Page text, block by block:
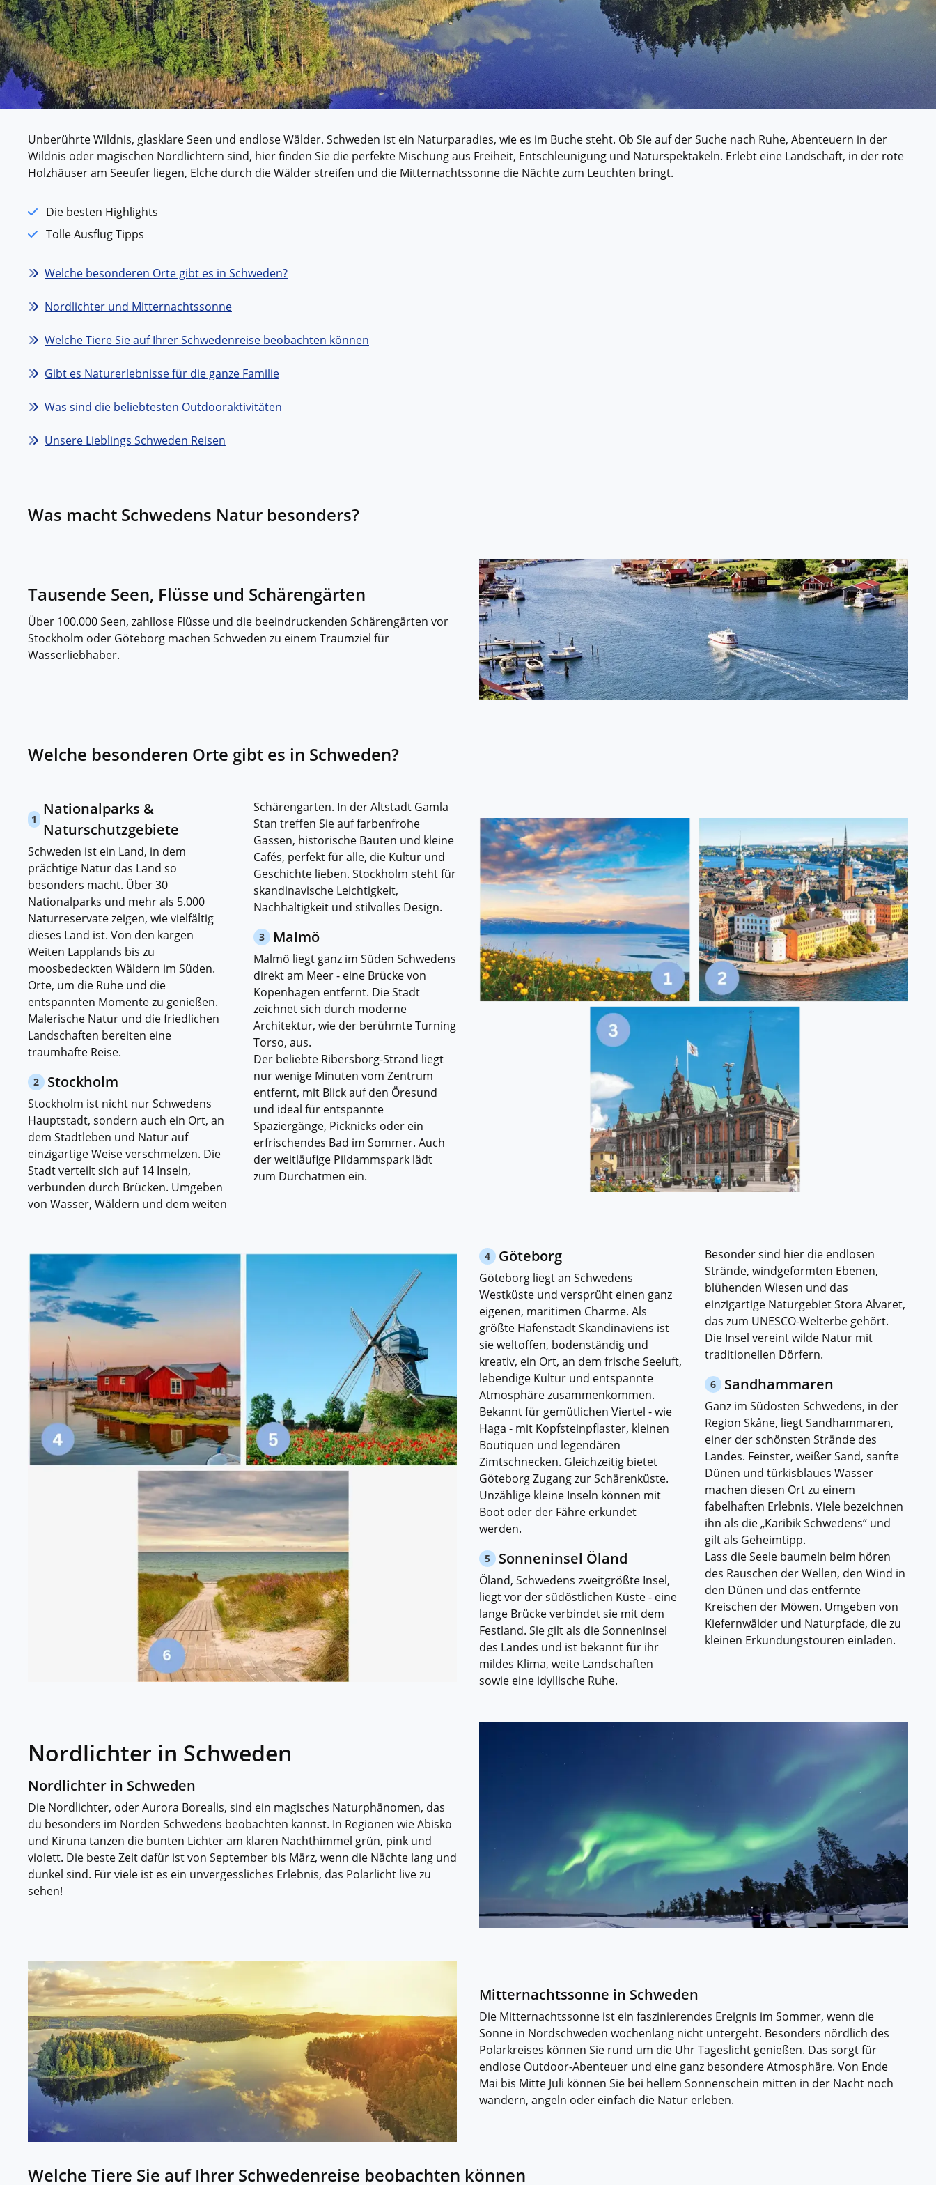
Kleingruppenreisen
Reisen in kleinen Gruppen mit max. 18
Teilnehmern – persönlich, intensiv und
entspannt.
Alle Gruppenreisen
Eine Stadt als Ausgangspunkt für spannende
Erkundungen und Ausflüge in die Umgebung.
Alle Autoreisen & mehr
Landausflüge
Sehenswürdigkeiten an Land entdecken.
Alle Schiffsreisen
Unberührte Wildnis, glasklare Seen und endlose Wälder. Schweden ist ein Naturparadies, wie es im Buche steht. Ob Sie auf der Suche nach Ruhe, Abenteuern in der
Wildnis oder magischen Nordlichtern sind, hier finden Sie die perfekte Mischung aus Freiheit, Entschleunigung und Naturspektakeln. Erlebt eine Landschaft, in der rote
Holzhäuser am Seeufer liegen, Elche durch die Wälder streifen und die Mitternachtssonne die Nächte zum Leuchten bringt.
Die besten Highlights
Tolle Ausflug Tipps
Welche besonderen Orte gibt es in Schweden?
Nordlichter und Mitternachtssonne
Welche Tiere Sie auf Ihrer Schwedenreise beobachten können
Gibt es Naturerlebnisse für die ganze Familie
Was sind die beliebtesten Outdooraktivitäten
Unsere Lieblings Schweden Reisen
Was macht Schwedens Natur besonders?
Tausende Seen, Flüsse und Schärengärten
Über 100.000 Seen, zahllose Flüsse und die beeindruckenden Schärengärten vor
Stockholm oder Göteborg machen Schweden zu einem Traumziel für
Wasserliebhaber.
Welche besonderen Orte gibt es in Schweden?
1
Nationalparks &
Naturschutzgebiete
Schweden ist ein Land, in dem
prächtige Natur das Land so
besonders macht. Über 30
Nationalparks und mehr als 5.000
Naturreservate zeigen, wie vielfältig
dieses Land ist. Von den kargen
Weiten Lapplands bis zu
moosbedeckten Wäldern im Süden.
Orte, um die Ruhe und die
entspannten Momente zu genießen.
Malerische Natur und die friedlichen
Landschaften bereiten eine
traumhafte Reise.
2 Stockholm
Stockholm ist nicht nur Schwedens
Hauptstadt, sondern auch ein Ort, an
dem Stadtleben und Natur auf
einzigartige Weise verschmelzen. Die
Stadt verteilt sich auf 14 Inseln,
verbunden durch Brücken. Umgeben
von Wasser, Wäldern und dem weiten
Schärengarten. In der Altstadt Gamla
Stan treffen Sie auf farbenfrohe
Gassen, historische Bauten und kleine
Cafés, perfekt für alle, die Kultur und
Geschichte lieben. Stockholm steht für
skandinavische Leichtigkeit,
Nachhaltigkeit und stilvolles Design.
3 Malmö
Malmö liegt ganz im Süden Schwedens
direkt am Meer - eine Brücke von
Kopenhagen entfernt. Die Stadt
zeichnet sich durch moderne
Architektur, wie der berühmte Turning
Torso, aus.
Der beliebte Ribersborg-Strand liegt
nur wenige Minuten vom Zentrum
entfernt, mit Blick auf den Öresund
und ideal für entspannte
Spaziergänge, Picknicks oder ein
erfrischendes Bad im Sommer. Auch
der weitläufige Pildammspark lädt
zum Durchatmen ein.
4 Göteborg
Göteborg liegt an Schwedens
Westküste und versprüht einen ganz
eigenen, maritimen Charme. Als
größte Hafenstadt Skandinaviens ist
sie weltoffen, bodenständig und
kreativ, ein Ort, an dem frische Seeluft,
lebendige Kultur und entspannte
Atmosphäre zusammenkommen.
Bekannt für gemütlichen Viertel - wie
Haga - mit Kopfsteinpflaster, kleinen
Boutiquen und legendären
Zimtschnecken. Gleichzeitig bietet
Göteborg Zugang zur Schärenküste.
Unzählige kleine Inseln können mit
Boot oder der Fähre erkundet
werden.
5 Sonneninsel Öland
Öland, Schwedens zweitgrößte Insel,
liegt vor der südöstlichen Küste - eine
lange Brücke verbindet sie mit dem
Festland. Sie gilt als die Sonneninsel
des Landes und ist bekannt für ihr
mildes Klima, weite Landschaften
sowie eine idyllische Ruhe.
Besonder sind hier die endlosen
Strände, windgeformten Ebenen,
blühenden Wiesen und das
einzigartige Naturgebiet Stora Alvaret,
das zum UNESCO-Welterbe gehört.
Die Insel vereint wilde Natur mit
traditionellen Dörfern.
6 Sandhammaren
Ganz im Südosten Schwedens, in der
Region Skåne, liegt Sandhammaren,
einer der schönsten Strände des
Landes. Feinster, weißer Sand, sanfte
Dünen und türkisblaues Wasser
machen diesen Ort zu einem
fabelhaften Erlebnis. Viele bezeichnen
ihn als die „Karibik Schwedens“ und
gilt als Geheimtipp.
Lass die Seele baumeln beim hören
des Rauschen der Wellen, den Wind in
den Dünen und das entfernte
Kreischen der Möwen. Umgeben von
Kiefernwälder und Naturpfade, die zu
kleinen Erkundungstouren einladen.
Nordlichter in Schweden
Nordlichter in Schweden
Die Nordlichter, oder Aurora Borealis, sind ein magisches Naturphänomen, das
du besonders im Norden Schwedens beobachten kannst. In Regionen wie Abisko
und Kiruna tanzen die bunten Lichter am klaren Nachthimmel grün, pink und
violett. Die beste Zeit dafür ist von September bis März, wenn die Nächte lang und
dunkel sind. Für viele ist es ein unvergessliches Erlebnis, das Polarlicht live zu
sehen!
Mitternachtssonne in Schweden
Die Mitternachtssonne ist ein faszinierendes Ereignis im Sommer, wenn die
Sonne in Nordschweden wochenlang nicht untergeht. Besonders nördlich des
Polarkreises können Sie rund um die Uhr Tageslicht genießen. Das sorgt für
endlose Outdoor-Abenteuer und eine ganz besondere Atmosphäre. Von Ende
Mai bis Mitte Juli können Sie bei hellem Sonnenschein mitten in der Nacht noch
wandern, angeln oder einfach die Natur erleben.
Welche Tiere Sie auf Ihrer Schwedenreise beobachten können